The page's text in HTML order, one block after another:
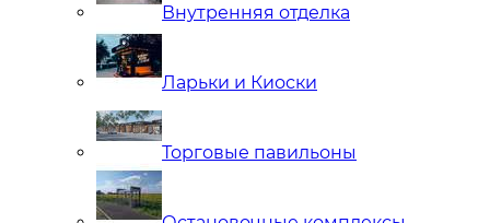
Внутренняя отделка
Ларьки и Киоски
Торговые павильоны